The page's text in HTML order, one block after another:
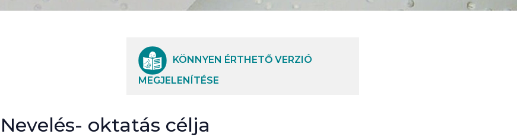
KÖNNYEN ÉRTHETŐ VERZIÓ
MEGJELENÍTÉSE
Nevelés- oktatás célja